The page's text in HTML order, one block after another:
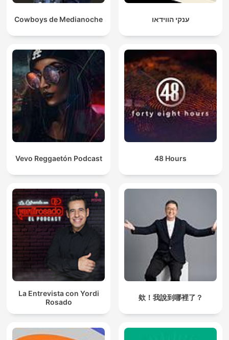
Cowboys de Medianoche ענקי הווידאו
Vevo Reggaetón Podcast 48 Hours
La Entrevista con Yordi
Rosado
欸！我說到哪裡了？